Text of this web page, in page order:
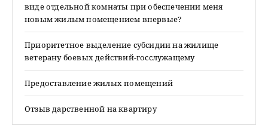
виде отдельной комнаты при обеспечении меня
новым жилым помещением впервые?
Приоритетное выделение субсидии на жилище
ветерану боевых действий-госслужащему
Предоставление жилых помещений
Отзыв дарственной на квартиру